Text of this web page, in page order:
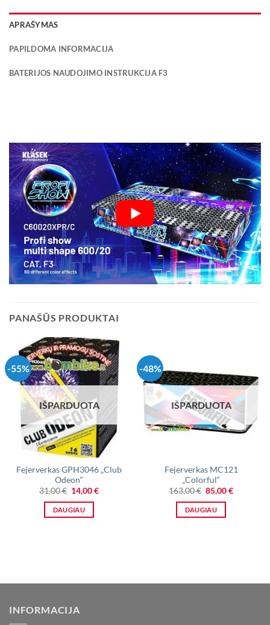
APRAŠYMAS
PAPILDOMA INFORMACIJA
BATERIJOS NAUDOJIMO INSTRUKCIJA F3
PANAŠŪS PRODUKTAI
-55%
IŠPARDUOTA
Fejerverkas GPH3046 „Club
Odeon“
31,00€ Original
price
was:
31,00 €.
14,00€Current
DAUGIAU
-48%
IŠPARDUOTA
Fejerverkas MC121
„Colorful“
163,00€ Original
price
was:
163,00 €.
85,00€Current
DAUGIAU
INFORMACIJA